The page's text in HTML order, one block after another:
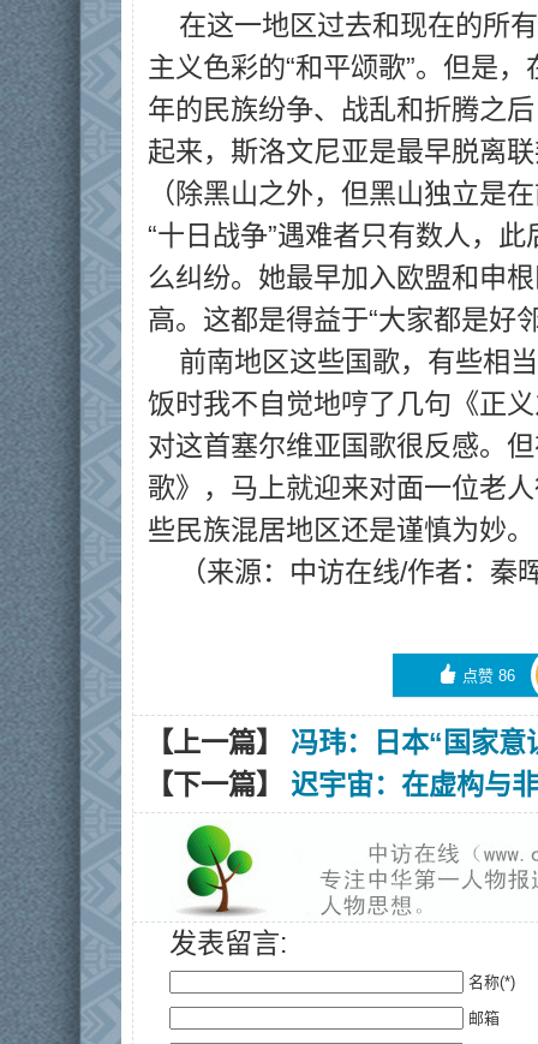
在这一地区过去和现在的所
主义色彩的“和平颂歌”。但是
年的民族纷争、战乱和折腾之
起来，斯洛文尼亚是最早脱离
（除黑山之外，但黑山独立是
“十日战争”遇难者只有数人，
么纠纷。她最早加入欧盟和申
高。这都是得益于“大家都是好
前南地区这些国歌，有些相
饭时我不自觉地哼了几句《正
对这首塞尔维亚国歌很反感。
歌》，马上就迎来对面一位老
些民族混居地区还是谨慎为妙。
（来源：中访在线/作者：秦
󰄼 点赞 86
【上一篇】 冯玮：日本“国家意
【下一篇】 迟宇宙：在虚构与
发表留言:
名称(*)
邮箱